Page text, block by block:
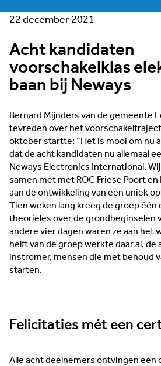
22 december 2021
Acht kandidaten
voorschakelklas
baan bij Neways
Bernard Mijnders van de gemeente
tevreden over het
oktober startte: “Het is mooi om nu
dat de acht kandidaten nu allemaal
Neways Electronics International.
samen met met ROC Friese Poort en
aan de ontwikkeling van een uniek
Tien weken lang kreeg de groep één
theorieles over de grondbeginselen
andere vier dagen waren ze aan het
helft van de groep werkte daar al, de
instromer, mensen die met behoud
starten.
Felicitaties mét een
Alle acht deelnemers ontvingen een